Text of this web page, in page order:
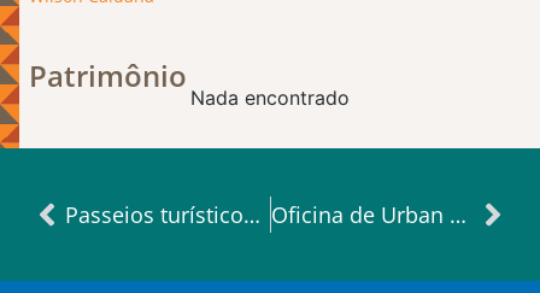
Patrimônio
Nada encontrado
Passeios turísticos e visitação à sede da Estação Oficina de Urban Sketchers (Desenho de Observação)